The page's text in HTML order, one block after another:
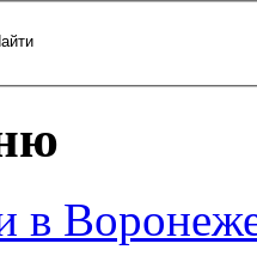
в